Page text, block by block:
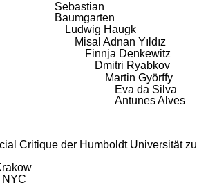
Sebastian
Baumgarten
Ludwig Haugk
Misal Adnan Yıldız
Finnja Denkewitz
Dmitri Ryabkov
Martin Györffy
Eva da Silva
Antunes Alves
Critique der Humboldt Universität zu
NYC